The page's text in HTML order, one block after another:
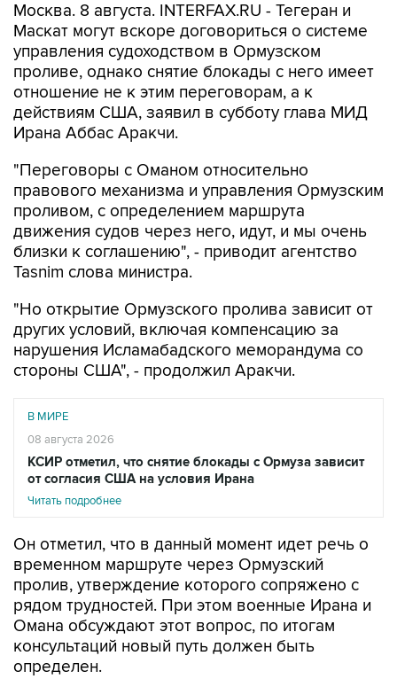
Москва. 8 августа. INTERFAX.RU - Тегеран и
Маскат могут вскоре договориться о системе
управления судоходством в Ормузском
проливе, однако снятие блокады с него имеет
отношение не к этим переговорам, а к
действиям США, заявил в субботу глава МИД
Ирана Аббас Аракчи.
"Переговоры с Оманом относительно
правового механизма и управления Ормузским
проливом, с определением маршрута
движения судов через него, идут, и мы очень
близки к соглашению", - приводит агентство
Tasnim слова министра.
"Но открытие Ормузского пролива зависит от
других условий, включая компенсацию за
нарушения Исламабадского меморандума со
стороны США", - продолжил Аракчи.
В МИРЕ
08 августа 2026
КСИР отметил, что снятие блокады с Ормуза зависит
от согласия США на условия Ирана
Читать подробнее
Он отметил, что в данный момент идет речь о
временном маршруте через Ормузский
пролив, утверждение которого сопряжено с
рядом трудностей. При этом военные Ирана и
Омана обсуждают этот вопрос, по итогам
консультаций новый путь должен быть
определен.